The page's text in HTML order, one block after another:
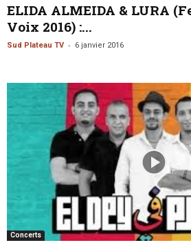
ELIDA ALMEIDA & LURA
Voix 2016) :...
Sud Plateau TV - 6 janvier 2016
Concerts